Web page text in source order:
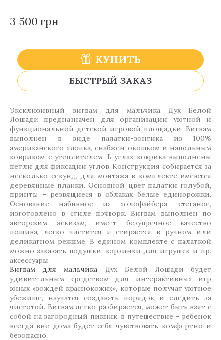
3 500 грн
КУПИТЬ
БЫСТРЫЙ ЗАКАЗ
Эксклюзивный вигвам для мальчика Дух Белой
Лошади предназначен для организации уютной и
функциональной детской игровой площадки. Вигвам
выполнен в виде палатки-зонтика из 100%
американского хлопка, снабжен окошком и напольным
ковриком с утеплителем. В углах коврика выполнены
петли для фиксации углов. Конструкция собирается за
несколько секунд, для монтажа в комплекте имеются
деревянные планки. Основной цвет палатки голубой,
принты – резвящиеся в облаках белые единорожки.
Основание набивное из холофайбера, стеганое,
изготовлено в стиле пэчворк. Вигвам выполнен по
авторским эскизам, имеет безупречное качество
пошива, легко чистится и стирается в ручном или
деликатном режиме. В едином комплекте с палаткой
можно заказать подушки, корзинки для игрушек и пр.
аксессуары.
Вигвам для мальчика Дух Белой Лошади будет
удивительным средством для интерактивных игр
юных «вождей краснокожих», которые получат уютное
убежище, научатся создавать порядок и следить за
чистотой. Вигвам легко разбирается, может быть взят с
собой на загородный пикник, в путешествие – ребенок
всегда вне дома будет себя чувствовать комфортно и
безопасно.